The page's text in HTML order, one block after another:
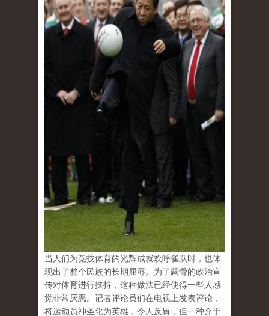
当人们为竞技体育的光辉成就欢呼雀跃时，也体
现出了整个民族的长期屈辱。为了露骨的政治宣
传对体育进行挟持，这种做法已经使得一些人感
觉非常厌恶。记者评论员们在电视上发表评论，
将运动员神圣化为英雄，令人反胃，但一种介于